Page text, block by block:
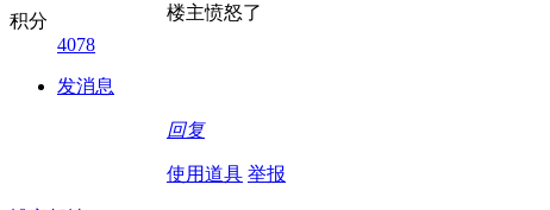
积分
4078
发消息
楼主愤怒了
回复
使用道具 举报